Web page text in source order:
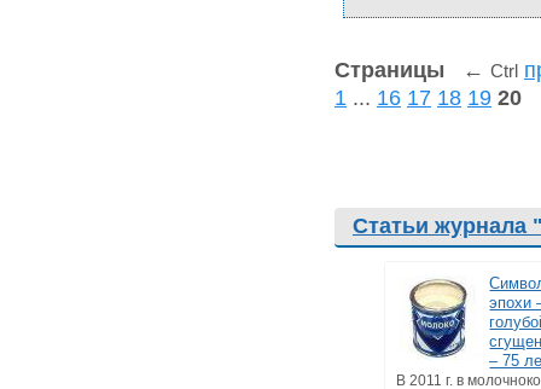
Страницы ← Ctrl
1 ... 16 17 18 19 20
Статьи журнала
эпохи
– 75
В 2011 г. в